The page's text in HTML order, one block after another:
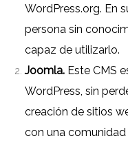
WordPress.org. En
persona sin
capaz de utilizarlo.
Joomla. Este CMS
WordPress, sin
creación de sitios
con una